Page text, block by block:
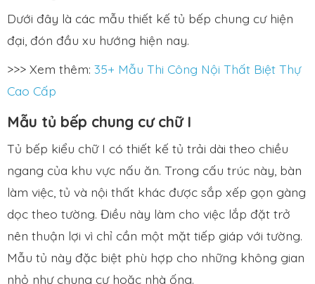
Dưới đây là các mẫu thiết kế tủ bếp chung cư hiện
đại, đón đầu xu hướng hiện nay.
>>> Xem thêm: 35+ Mẫu Thi Công Nội Thất Biệt Thự
Cao Cấp
Mẫu tủ bếp chung cư chữ I
Tủ bếp kiểu chữ I có thiết kế tủ trải dài theo chiều
ngang của khu vực nấu ăn. Trong cấu trúc này, bàn
làm việc, tủ và nội thất khác được sắp xếp gọn gàng
dọc theo tường. Điều này làm cho việc lắp đặt trở
nên thuận lợi vì chỉ cần một mặt tiếp giáp với tường.
Mẫu tủ này đặc biệt phù hợp cho những không gian
nhỏ như chung cư hoặc nhà ống.